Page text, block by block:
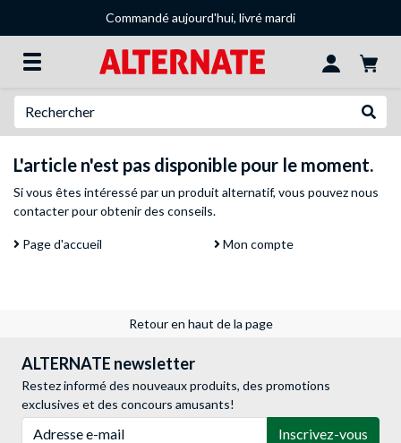
Commandé aujourd'hui, livré mardi
L'article n'est pas disponible pour le moment.
Si vous êtes intéressé par un produit alternatif, vous pouveznous
contacterpour obtenir des conseils.
Page d'accueil Mon compte
Retour en haut de la page
ALTERNATE newsletter
Restez informé des nouveaux produits, des promotions
exclusives et des concours amusants!
Inscrivez-vous